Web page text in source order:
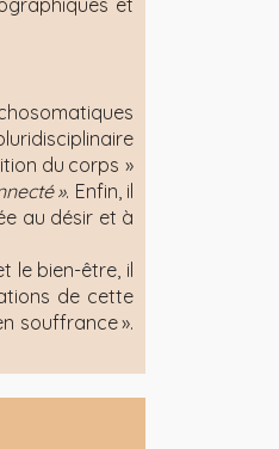
et
du corps »
». Enfin, il
au désir et à
le bien-être, il
de cette
souffrance ».